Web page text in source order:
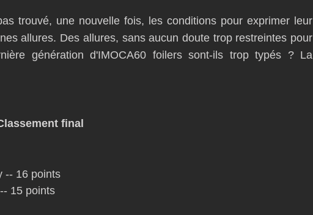
trouvé, une nouvelle fois, les conditions pour exprimer leur
allures. Des allures, sans aucun doute trop restreintes pour
génération d'IMOCA60 foilers sont-ils trop typés ? La
final
-- 16 points
15 points